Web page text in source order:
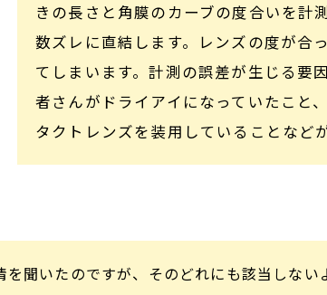
きの長さと角膜のカーブの度合いを計
数ズレに直結します。レンズの度が合
てしまいます。計測の誤差が生じる要
者さんがドライアイになっていたこと
タクトレンズを装用していることなど
聞いたのですが、そのどれにも該当しない